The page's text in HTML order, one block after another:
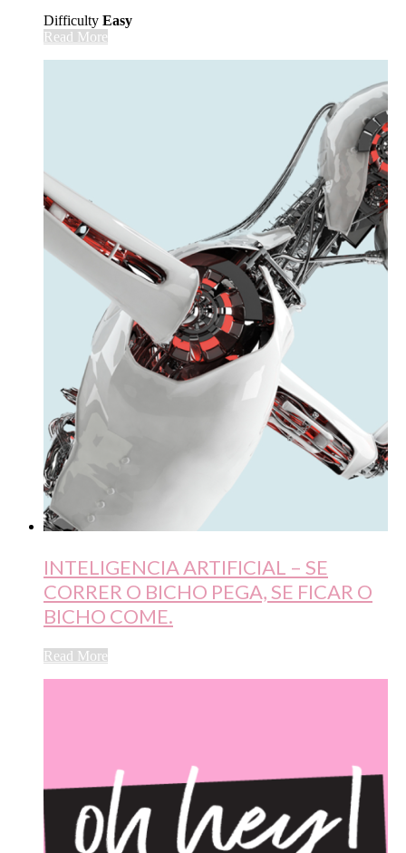
Difficulty Easy
Read More
INTELIGENCIA ARTIFICIAL – SE
CORRER O BICHO PEGA, SE FICAR O
BICHO COME.
Read More